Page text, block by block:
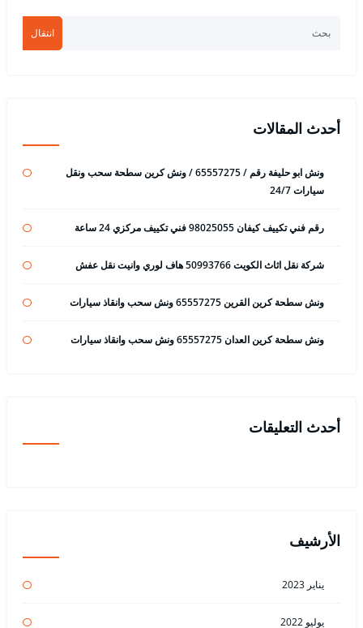
انتقال
أحدث المقالات
ونش ابو حليفة رقم / 65557275 / ونش كرين سطحة سحب ونقل
سيارات 24/7
رقم فني تكييف كيفان 98025055 فني تكييف مركزي 24 ساعة
شركة نقل اثاث الكويت 50993766 هاف لوري وانيت نقل عفش
ونش سطحة كرين القرين 65557275 ونش سحب وانقاذ سيارات
ونش سطحة كرين العدان 65557275 ونش سحب وانقاذ سيارات
أحدث التعليقات
الأرشيف
يناير 2023
يوليو 2022